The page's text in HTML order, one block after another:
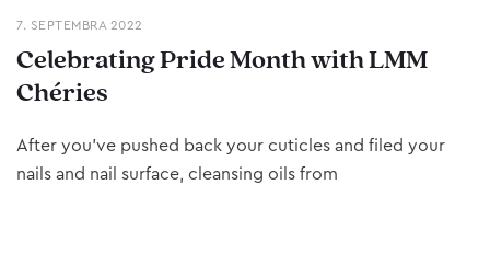
7. SEPTEMBRA 2022
Celebrating Pride Month with LMM
Chéries
After you’ve pushed back your cuticles and filed your
nails and nail surface, cleansing oils from